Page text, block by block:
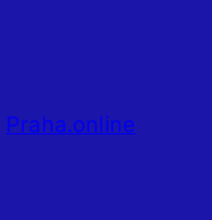
Praha.online